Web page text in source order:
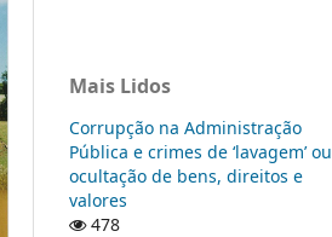
Mais Lidos
Corrupção na Administração
Pública e crimes de ‘lavagem’ ou
ocultação de bens, direitos e
valores
478